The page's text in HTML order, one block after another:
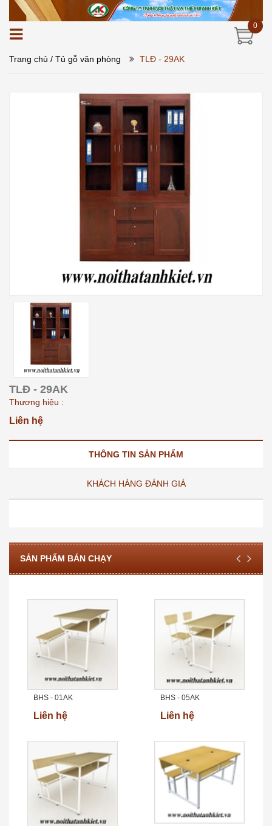
0
Trang chủ / Tủ gỗ văn phòng TLĐ - 29AK
TLĐ - 29AK
Thương hiệu :
Liên hệ
THÔNG TIN SẢN PHẨM
KHÁCH HÀNG ĐÁNH GIÁ
SẢN PHẨM BÁN CHẠY
BHS - 01AK
Liên hệ
BHS - 05AK
Liên hệ